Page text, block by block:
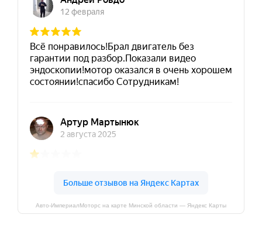
Авто-ИмпериалМоторс на карте Минской области — Яндекс Карты